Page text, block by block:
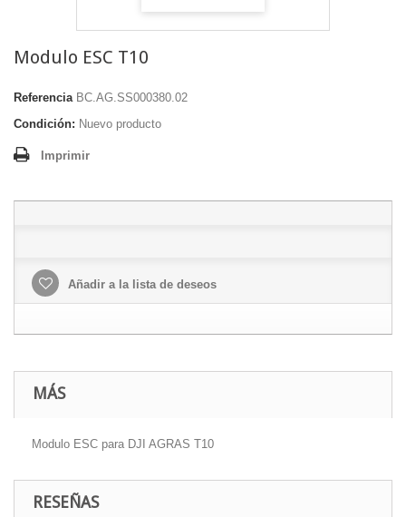
Modulo ESC T10
Referencia BC.AG.SS000380.02
Condición: Nuevo producto
Imprimir
Añadir a la lista de deseos
MÁS
Modulo ESC para DJI AGRAS T10
RESEÑAS